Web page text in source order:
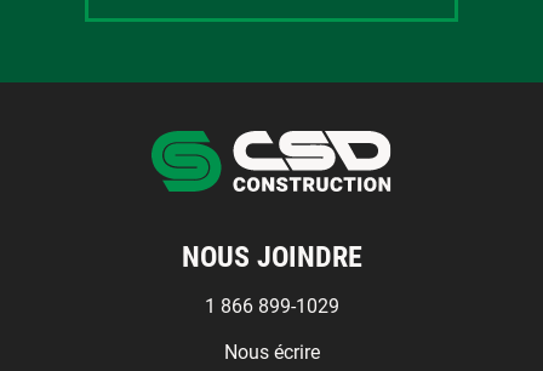
NOUS JOINDRE
1 866 899-1029
Nous écrire